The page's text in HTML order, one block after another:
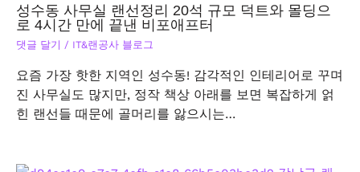
성수동 사무실 랜선정리 20석 규모 덕트와 몰딩으
로 4시간 만에 끝낸 비포애프터
댓글 달기 / IT&랜공사 블로그
요즘 가장 핫한 지역인 성수동! 감각적인 인테리어로 꾸며
진 사무실도 많지만, 정작 책상 아래를 보면 복잡하게 얽
힌 랜선들 때문에 골머리를 앓으시는…